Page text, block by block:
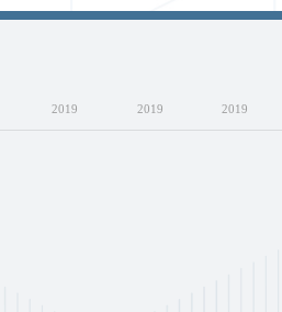
2019 2019 2019